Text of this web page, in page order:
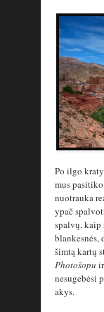
Po ilgo
mus
nuotrauka
ypač
spalvų, kaip
blankesnės,
šimtą kartų
Photošopu
nesugebėsi
akys.